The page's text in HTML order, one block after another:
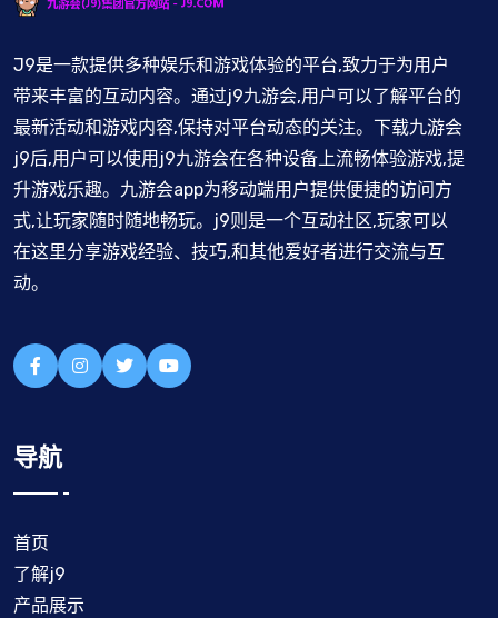
J9是一款提供多种娱乐和游戏体验的平台,致力于为用户
带来丰富的互动内容。通过j9九游会,用户可以了解平台的
最新活动和游戏内容,保持对平台动态的关注。下载九游会
j9后,用户可以使用j9九游会在各种设备上流畅体验游戏,提
升游戏乐趣。九游会app为移动端用户提供便捷的访问方
式,让玩家随时随地畅玩。j9则是一个互动社区,玩家可以
在这里分享游戏经验、技巧,和其他爱好者进行交流与互
动。
导航
首页
了解j9
产品展示